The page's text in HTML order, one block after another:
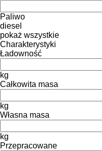
Paliwo
diesel
pokaż wszystkie
Charakterystyki
Ładowność
kg
Całkowita masa
kg
Własna masa
kg
Przepracowane